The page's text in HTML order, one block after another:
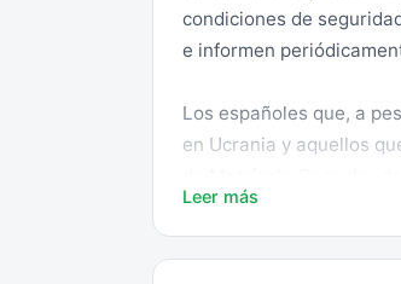
condiciones de
e informen
Los españoles que, a
en Ucrania y aquellos
tendrá conocimiento de
Leer más